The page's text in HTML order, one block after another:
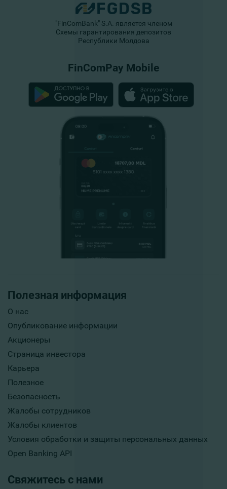
Полезная информация
О нас
Опубликование информации
Акционеры
Страница инвестора
Карьера
Полезное
Безопасность
Жалобы сотрудников
Жалобы клиентов
Условия обработки и защиты персональных данных
Open Banking API
Свяжитесь с нами
"FinComBank" S.A. является членом
Схемы гарантирования депозитов
Республики Молдова
FinComPay Mobile